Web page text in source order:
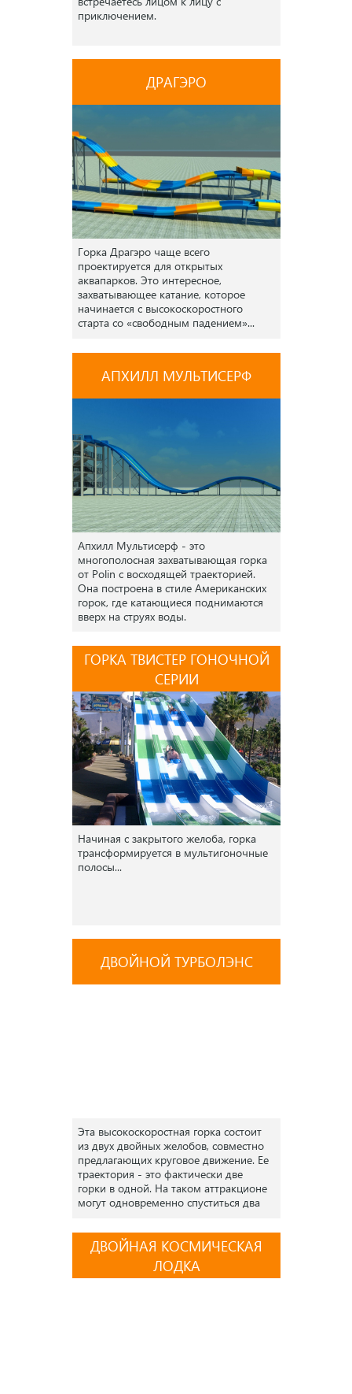
приключением.
ДРАГЭРО
Горка Драгэро чаще всего
проектируется для открытых
аквапарков. Это интересное,
захватывающее катание, которое
начинается с высокоскоростного
старта со «свободным падением»...
АПХИЛЛ МУЛЬТИСЕРФ
Апхилл Мультисерф - это
многополосная захватывающая горка
от Polin с восходящей траекторией.
Она построена в стиле Американских
горок, где катающиеся поднимаются
вверх на струях воды.
ГОРКА ТВИСТЕР ГОНОЧНОЙ
СЕРИИ
Начиная с закрытого желоба, горка
трансформируется в мультигоночные
полосы...
ДВОЙНОЙ ТУРБОЛЭНС
Эта высокоскоростная горка состоит
из двух двойных желобов, совместно
предлагающих круговое движение. Ее
траектория - это фактически две
горки в одной. На таком аттракционе
могут одновременно спуститься два
ДВОЙНАЯ КОСМИЧЕСКАЯ
ЛОДКА